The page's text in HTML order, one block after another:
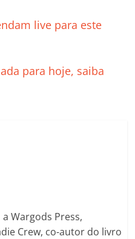
e gl
a
y
Li
k
p
h
live para este
para hoje, saiba
Wargods Press,
Crew, co-autor do livro